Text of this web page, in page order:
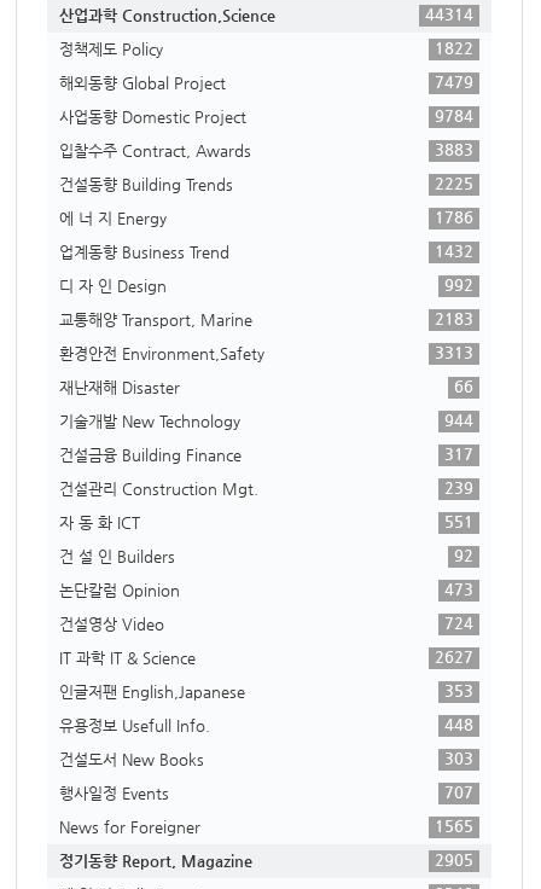
산업과학 Construction,Science
44314
정책제도 Policy
1822
해외동향 Global Project
7479
사업동향 Domestic Project
9784
입찰수주 Contract, Awards
3883
건설동향 Building Trends
2225
에 너 지 Energy
1786
업계동향 Business Trend
1432
디 자 인 Design
992
교통해양 Transport, Marine
2183
환경안전 Environment,Safety
3313
재난재해 Disaster
66
기술개발 New Technology
944
건설금융 Building Finance
317
건설관리 Construction Mgt.
239
자 동 화 ICT
551
건 설 인 Builders
92
논단칼럼 Opinion
473
건설영상 Video
724
IT 과학 IT & Science
2627
인글저팬 English,Japanese
353
유용정보 Usefull Info.
448
건설도서 New Books
303
행사일정 Events
707
News for Foreigner
1565
정기동향 Report, Magazine
2905